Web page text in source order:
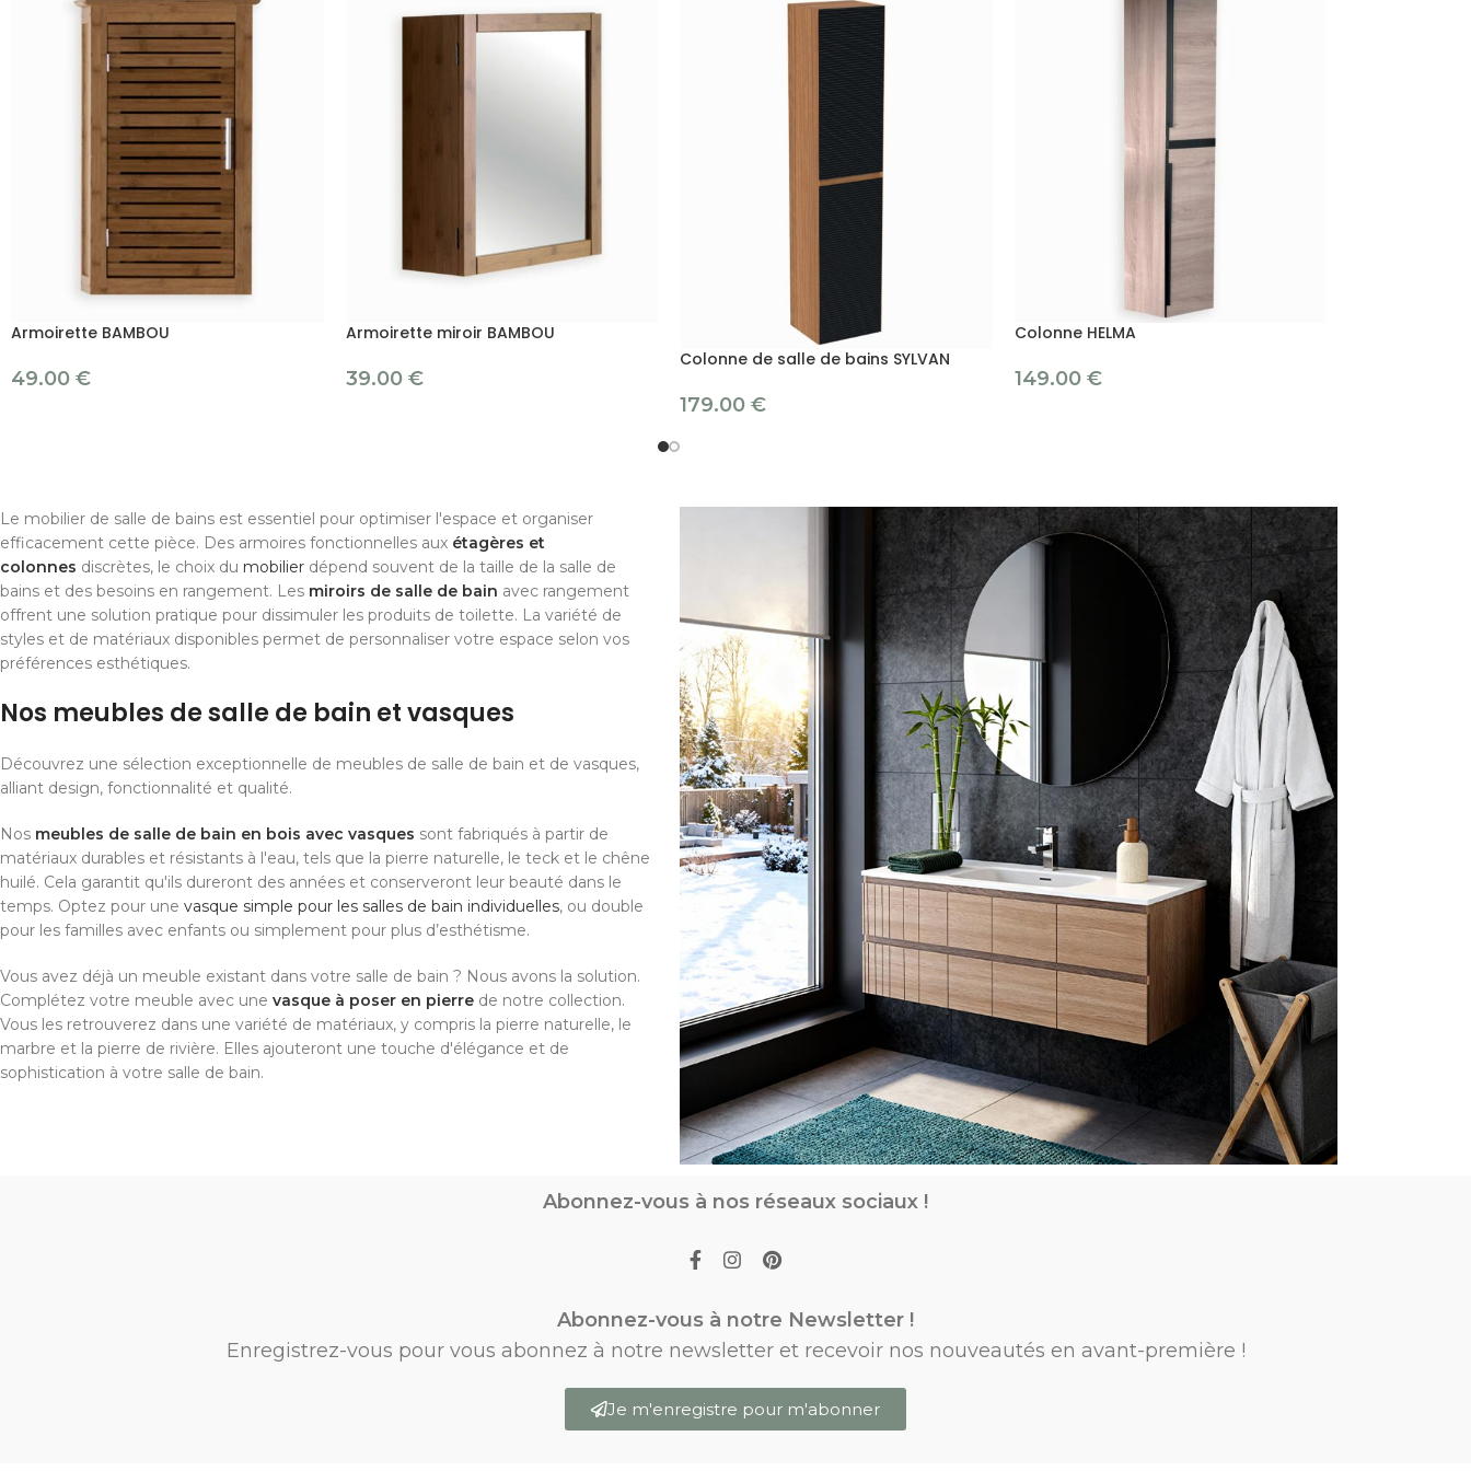
Armoirette BAMBOU
49.00 €
Armoirette miroir BAMBOU
39.00 €
Colonne de salle de bains SYLVAN
179.00 €
Colonne HELMA
149.00 €
Le mobilier de salle de bains est essentiel pour optimiser l'espace et organiser
efficacement cette pièce. Des armoires fonctionnelles aux étagères et
colonnes discrètes, le choix du mobilier dépend souvent de la taille de la salle de
bains et des besoins en rangement. Les miroirs de salle de bain avec rangement
offrent une solution pratique pour dissimuler les produits de toilette. La variété de
styles et de matériaux disponibles permet de personnaliser votre espace selon vos
préférences esthétiques.
Nos meubles de salle de bain et vasques
Découvrez une sélection exceptionnelle de meubles de salle de bain et de vasques,
alliant design, fonctionnalité et qualité.
Nos meubles de salle de bain en bois avec vasques sont fabriqués à partir de
matériaux durables et résistants à l'eau, tels que la pierre naturelle, le teck et le chêne
huilé. Cela garantit qu'ils dureront des années et conserveront leur beauté dans le
temps. Optez pour une vasque simple pour les salles de bain individuelles, ou double
pour les familles avec enfants ou simplement pour plus d’esthétisme.
Vous avez déjà un meuble existant dans votre salle de bain ? Nous avons la solution.
Complétez votre meuble avec une vasque à poser en pierre de notre collection.
Vous les retrouverez dans une variété de matériaux, y compris la pierre naturelle, le
marbre et la pierre de rivière. Elles ajouteront une touche d'élégance et de
sophistication à votre salle de bain.
Abonnez-vous à nos réseaux sociaux !
Abonnez-vous à notre Newsletter !
Enregistrez-vous pour vous abonnez à notre newsletter et recevoir nos nouveautés en avant-première !
Je m'enregistre pour m'abonner